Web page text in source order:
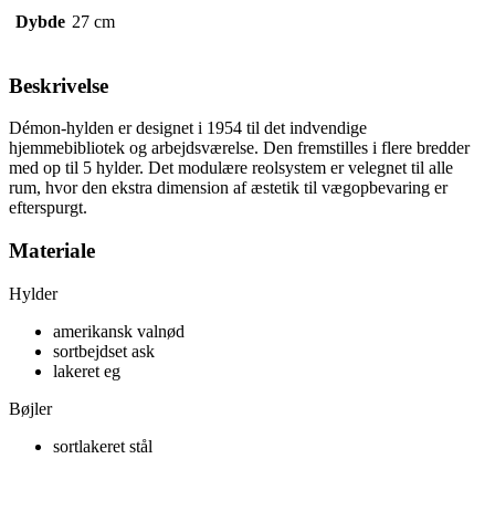
Dybde 27 cm
Beskrivelse
Démon-hylden er designet i 1954 til det indvendige
hjemmebibliotek og arbejdsværelse. Den fremstilles i flere bredder
med op til 5 hylder. Det modulære reolsystem er velegnet til alle
rum, hvor den ekstra dimension af æstetik til vægopbevaring er
efterspurgt.
Materiale
Hylder
amerikansk valnød
sortbejdset ask
lakeret eg
Bøjler
sortlakeret stål